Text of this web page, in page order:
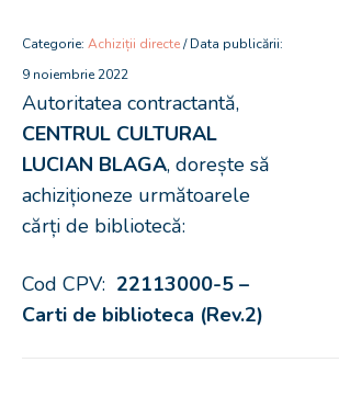
Categorie: Achiziții directe/ Data publicării:
9 noiembrie 2022
Autoritatea contractantă,
CENTRUL CULTURAL
LUCIAN BLAGA, dorește să
achiziționeze următoarele
cărți de bibliotecă:
Cod CPV: 22113000-5 –
Carti de biblioteca (Rev.2)